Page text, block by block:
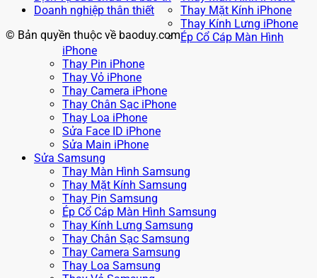
Doanh nghiệp thân thiết
© Bản quyền thuộc về baoduy.com
Thay Mặt Kính iPhone
Thay Kính Lưng iPhone
Ép Cổ Cáp Màn Hình
iPhone
Thay Pin iPhone
Thay Vỏ iPhone
Thay Camera iPhone
Thay Chân Sạc iPhone
Thay Loa iPhone
Sửa Face ID iPhone
Sửa Main iPhone
Sửa Samsung
Thay Màn Hình Samsung
Thay Mặt Kính Samsung
Thay Pin Samsung
Ép Cổ Cáp Màn Hình Samsung
Thay Kính Lưng Samsung
Thay Chân Sạc Samsung
Thay Camera Samsung
Thay Loa Samsung